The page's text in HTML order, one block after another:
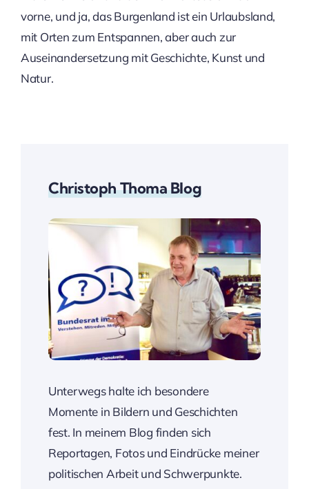
vorne, und ja, das Burgenland ist ein Urlaubsland,
mit Orten zum Entspannen, aber auch zur
Auseinandersetzung mit Geschichte, Kunst und
Natur.
Christoph Thoma Blog
Unterwegs halte ich besondere
Momente in Bildern und Geschichten
fest. In meinem Blog finden sich
Reportagen, Fotos und Eindrücke meiner
politischen Arbeit und Schwerpunkte.